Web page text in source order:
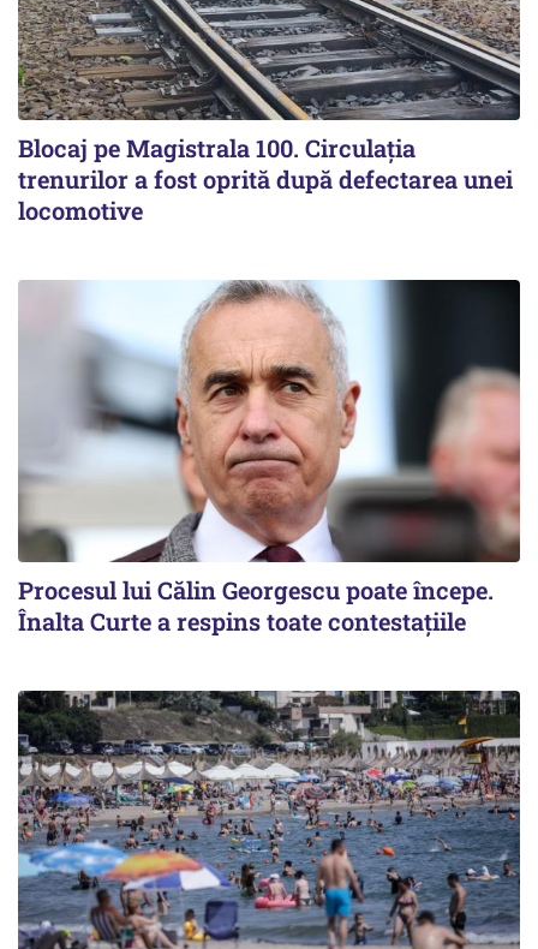
Blocaj pe Magistrala 100. Circulația
trenurilor a fost oprită după defectarea unei
locomotive
Procesul lui Călin Georgescu poate începe.
Înalta Curte a respins toate contestațiile